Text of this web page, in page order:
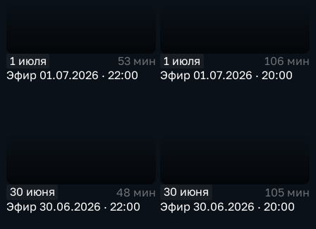
1 июля
53 мин
Эфир 01.07.2026 · 22:00
1 июля
106 мин
Эфир 01.07.2026 · 20:00
30 июня
48 мин
Эфир 30.06.2026 · 22:00
30 июня
105 мин
Эфир 30.06.2026 · 20:00